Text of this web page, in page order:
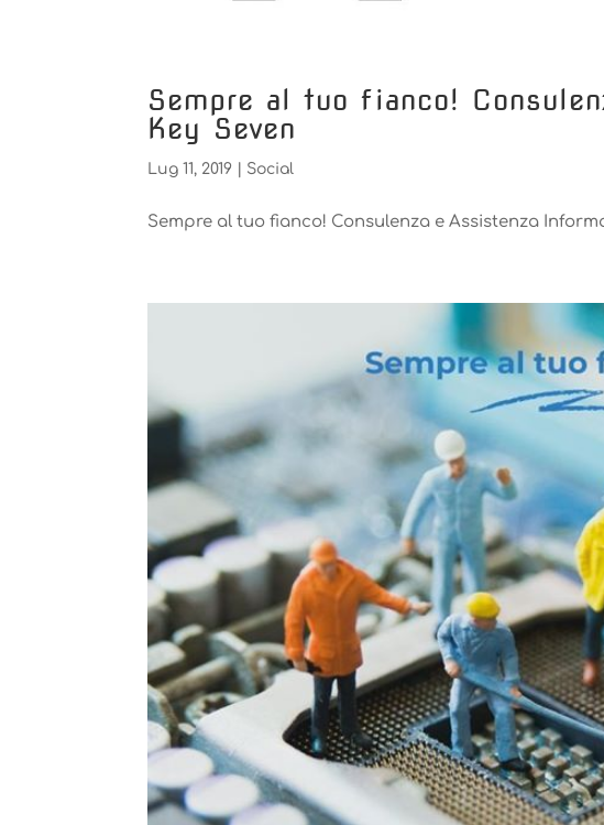
Sempre al tuo fianco!
Key Seven
Lug 11, 2019 Social
Sempre al tuo fianco! Consulenza e Assistenza